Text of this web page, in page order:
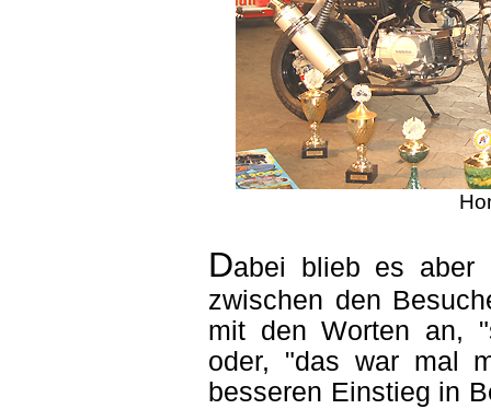
Dabei blieb es aber
zwischen den
mit den Worten an,
oder, "das war mal
besseren Einstieg in